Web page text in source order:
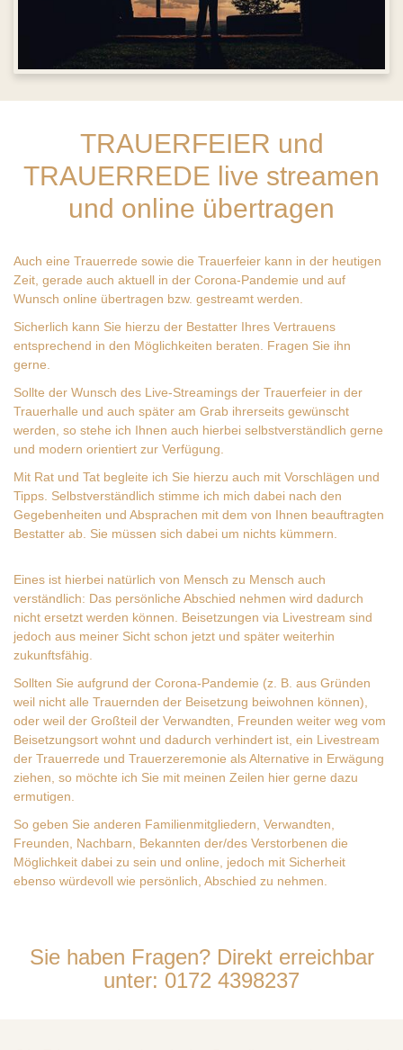
TRAUERFEIER und
TRAUERREDE live streamen
und online übertragen
Auch eine Trauerrede sowie die Trauerfeier kann in der heutigen
Zeit, gerade auch aktuell in der Corona-Pandemie und auf
Wunsch online übertragen bzw. gestreamt werden.
Sicherlich kann Sie hierzu der Bestatter Ihres Vertrauens
entsprechend in den Möglichkeiten beraten. Fragen Sie ihn
gerne.
Sollte der Wunsch des Live-Streamings der Trauerfeier in der
Trauerhalle und auch später am Grab ihrerseits gewünscht
werden, so stehe ich Ihnen auch hierbei selbstverständlich gerne
und modern orientiert zur Verfügung.
Mit Rat und Tat begleite ich Sie hierzu auch mit Vorschlägen und
Tipps. Selbstverständlich stimme ich mich dabei nach den
Gegebenheiten und Absprachen mit dem von Ihnen beauftragten
Bestatter ab. Sie müssen sich dabei um nichts kümmern.
Eines ist hierbei natürlich von Mensch zu Mensch auch
verständlich: Das persönliche Abschied nehmen wird dadurch
nicht ersetzt werden können. Beisetzungen via Livestream sind
jedoch aus meiner Sicht schon jetzt und später weiterhin
zukunftsfähig.
Sollten Sie aufgrund der Corona-Pandemie (z. B. aus Gründen
weil nicht alle Trauernden der Beisetzung beiwohnen können),
oder weil der Großteil der Verwandten, Freunden weiter weg vom
Beisetzungsort wohnt und dadurch verhindert ist, ein Livestream
der Trauerrede und Trauerzeremonie als Alternative in Erwägung
ziehen, so möchte ich Sie mit meinen Zeilen hier gerne dazu
ermutigen.
So geben Sie anderen Familienmitgliedern, Verwandten,
Freunden, Nachbarn, Bekannten der/des Verstorbenen die
Möglichkeit dabei zu sein und online, jedoch mit Sicherheit
ebenso würdevoll wie persönlich, Abschied zu nehmen.
Sie haben Fragen? Direkt erreichbar
unter: 0172 4398237